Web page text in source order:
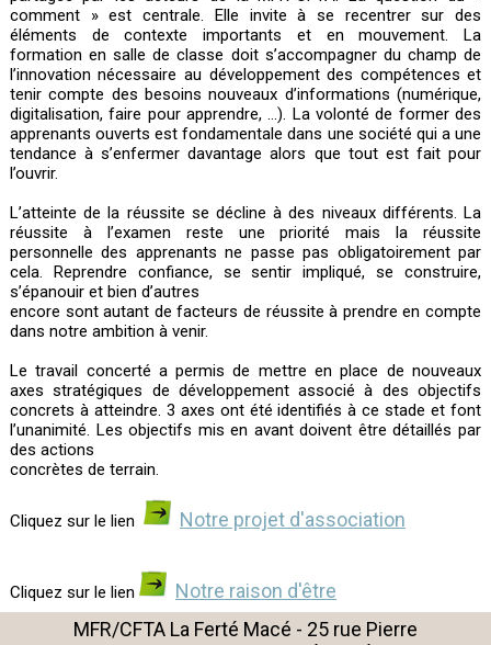
comment » est centrale. Elle invite à se recentrer sur des
éléments de contexte importants et en mouvement. La
formation en salle de classe doit s’accompagner du champ de
l’innovation nécessaire au développement des compétences et
tenir compte des besoins nouveaux d’informations (numérique,
digitalisation, faire pour apprendre, …). La volonté de former des
apprenants ouverts est fondamentale dans une société qui a une
tendance à s’enfermer davantage alors que tout est fait pour
l’ouvrir.
L’atteinte de la réussite se décline à des niveaux différents. La
réussite à l’examen reste une priorité mais la réussite
personnelle des apprenants ne passe pas obligatoirement par
cela. Reprendre confiance, se sentir impliqué, se construire,
s’épanouir et bien d’autres
encore sont autant de facteurs de réussite à prendre en compte
dans notre ambition à venir.
Le travail concerté a permis de mettre en place de nouveaux
axes stratégiques de développement associé à des objectifs
concrets à atteindre. 3 axes ont été identifiés à ce stade et font
l’unanimité. Les objectifs mis en avant doivent être détaillés par
des actions
concrètes de terrain.
Cliquez sur le lien Notre projet d'association
Cliquez sur le lien
Notre raison d'être
MFR/CFTA La Ferté Macé - 25 rue Pierre